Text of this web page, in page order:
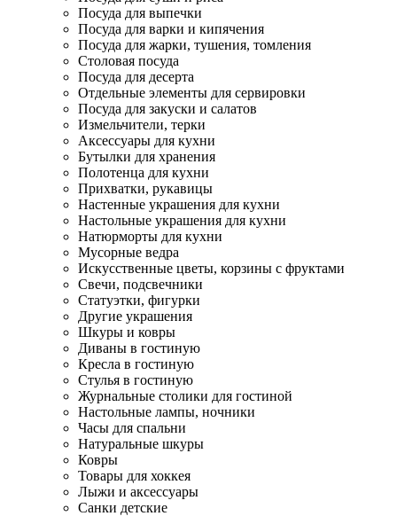
Посуда для выпечки
Посуда для варки и кипячения
Посуда для жарки, тушения, томления
Столовая посуда
Посуда для десерта
Отдельные элементы для сервировки
Посуда для закуски и салатов
Измельчители, терки
Аксессуары для кухни
Бутылки для хранения
Полотенца для кухни
Прихватки, рукавицы
Настенные украшения для кухни
Настольные украшения для кухни
Натюрморты для кухни
Мусорные ведра
Искусственные цветы, корзины с фруктами
Свечи, подсвечники
Статуэтки, фигурки
Другие украшения
Шкуры и ковры
Диваны в гостиную
Кресла в гостиную
Стулья в гостиную
Журнальные столики для гостиной
Настольные лампы, ночники
Часы для спальни
Натуральные шкуры
Ковры
Товары для хоккея
Лыжи и аксессуары
Санки детские